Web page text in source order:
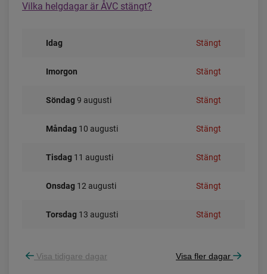
07-13 Det finns fortfarande en del fågelungar
varje vecka och öppnar ÅVC så snart vi kan.
2026-06-16 På grund av häckande fåglar
behöver återvinningscentralen i Tavelsjö
stänga tillfälligt. Det är fiskmås och
silvertärna som valt att häcka hos oss.
Fågelbon med ägg och ungar är fredade och
föräldrarna försvarar sina bon och ungar.
Därför stänger vi ÅVC till dess att
fågelungarna är flygfärdiga om några veckor.
Vi öppnar så snart vi kan. Tack för din
förståelse. Vill du ha SMS vid driftstörningar?
Här hittar du mer information om vår SMS-
och talsvarstjänst.
Vilka helgdagar är ÅVC stängt?
Idag Stängt
Imorgon Stängt
söndag9 augusti Stängt
måndag 10 augusti Stängt
tisdag 11 augusti Stängt
onsdag 12 augusti Stängt
torsdag 13 augusti Stängt
Visa tidigare dagar Visa fler dagar